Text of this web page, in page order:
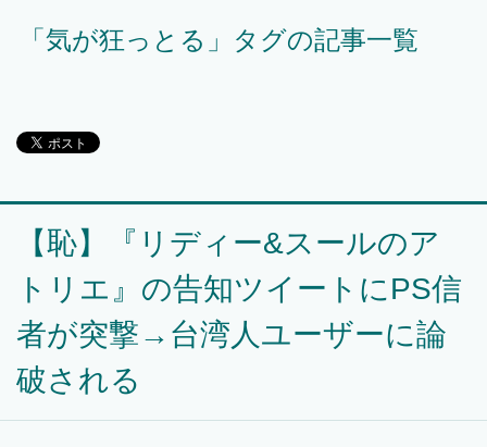
「気が狂っとる」タグの記事一覧
【恥】『リディー&スールのア
トリエ』の告知ツイートにPS信
者が突撃→台湾人ユーザーに論
破される